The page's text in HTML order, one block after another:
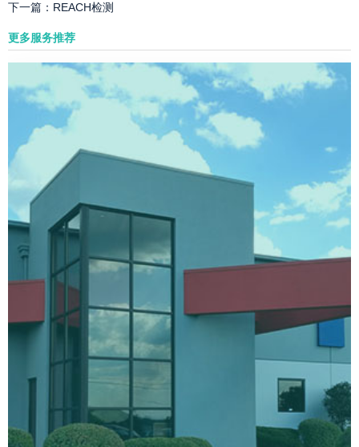
下一篇： REACH检测
更多服务推荐